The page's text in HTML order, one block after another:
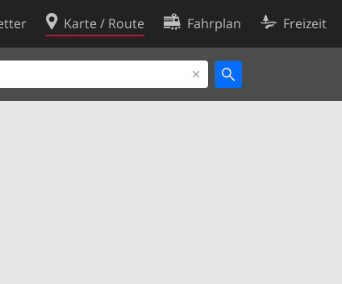
Karte / Route Fahrplan Freizeit
Cookie-Richtlinie
Cookie-Einstellungen